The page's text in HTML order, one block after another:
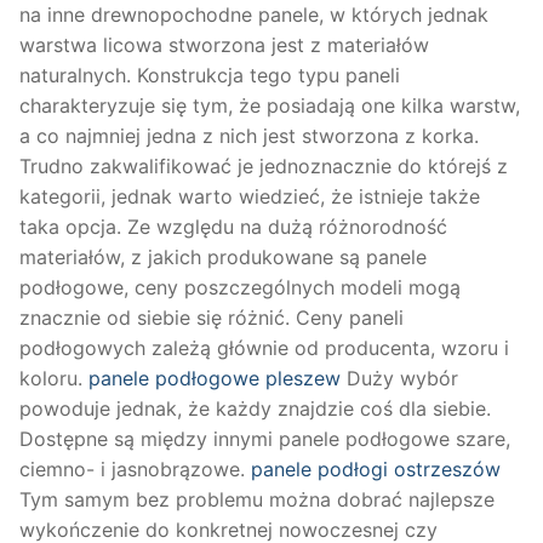
na inne drewnopochodne panele, w których jednak
warstwa licowa stworzona jest z materiałów
naturalnych. Konstrukcja tego typu paneli
charakteryzuje się tym, że posiadają one kilka warstw,
a co najmniej jedna z nich jest stworzona z korka.
Trudno zakwalifikować je jednoznacznie do którejś z
kategorii, jednak warto wiedzieć, że istnieje także
taka opcja. Ze względu na dużą różnorodność
materiałów, z jakich produkowane są panele
podłogowe, ceny poszczególnych modeli mogą
znacznie od siebie się różnić. Ceny paneli
podłogowych zależą głównie od producenta, wzoru i
koloru. panele podłogowe pleszew Duży wybór
powoduje jednak, że każdy znajdzie coś dla siebie.
Dostępne są między innymi panele podłogowe szare,
ciemno- i jasnobrązowe. panele podłogi ostrzeszów
Tym samym bez problemu można dobrać najlepsze
wykończenie do konkretnej nowoczesnej czy